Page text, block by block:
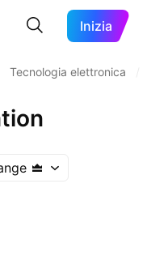
Inizia
Tecnologia elettronica